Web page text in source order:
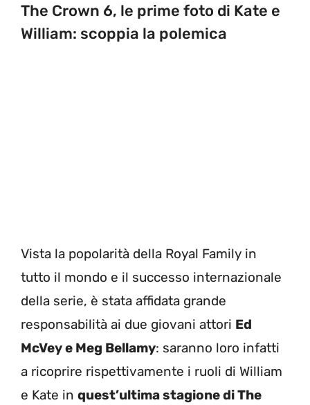
The Crown 6, le prime foto di Kate e
William: scoppia la polemica
Vista la popolarità della Royal Family in
tutto il mondo e il successo internazionale
della serie, è stata affidata grande
responsabilità ai due giovani attori Ed
McVey e Meg Bellamy: saranno loro infatti
a ricoprire rispettivamente i ruoli di William
e Kate in quest’ultima stagione di The